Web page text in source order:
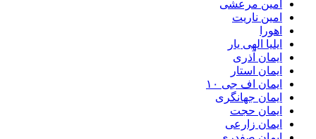
امین مرعشی
امین ناریت
اهورا
ایلیا الهی یار
ایمان آذری
ایمان استار
ایمان اف جی ۱۰
ایمان جهانگری
ایمان حجت
ایمان زارعی